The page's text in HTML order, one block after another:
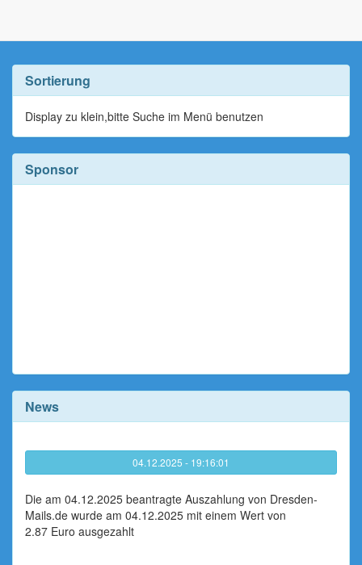
Sortierung
Display zu klein,bitte Suche im Menü benutzen
Sponsor
News
04.12.2025 - 19:16:01
Die am 04.12.2025 beantragte Auszahlung von Dresden-
Mails.de wurde am 04.12.2025 mit einem Wert von
2.87 Euro ausgezahlt